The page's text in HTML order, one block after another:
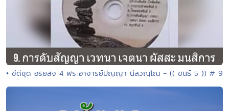
• ซีดีชุด อริยสัจ 4 พระอาจารย์ปัญญา นีลวณฺโณ - (( ขันธ์ 5 )) # 9